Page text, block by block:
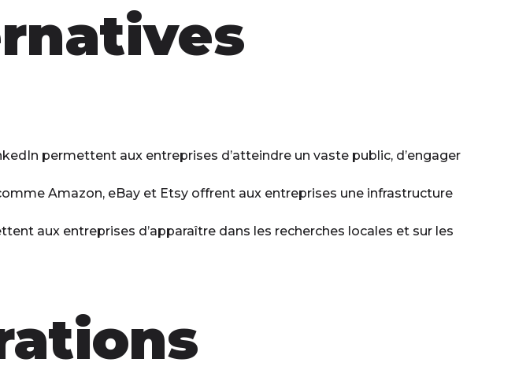
permettent aux entreprises d’atteindre un vaste public, d’engager
Amazon, eBay et Etsy offrent aux entreprises une infrastructure
aux entreprises d’apparaître dans les recherches locales et sur les